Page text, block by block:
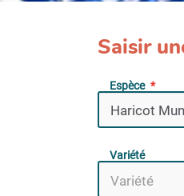
Saisir
Espèce
Variété